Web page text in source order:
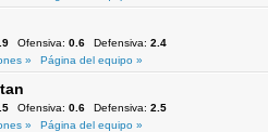
Ofensiva: 0.6 Defensiva: 2.4
»
Página del equipo »
Ofensiva: 0.6 Defensiva: 2.5
»
Página del equipo »